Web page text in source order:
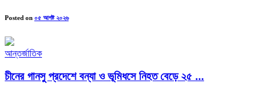
Posted on ০৫ আগষ্ট ২০২৬
আন্তর্জাতিক
চীনের গানসু প্রদেশে বন্যা ও ভূমিধসে নিহত বেড়ে ২৫ ...